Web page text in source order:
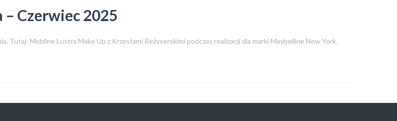
Czerwiec 2025
Tutaj: Mobilne Lustra Make Up z Krzesłami Reżyserskimi podczas realizacji dla marki Maybelline New York.